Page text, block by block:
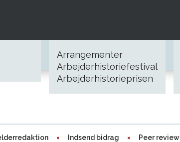
Arrangementer
Arbejderhistoriefestival
Arbejderhistorieprisen
Indsend bidrag Peer review